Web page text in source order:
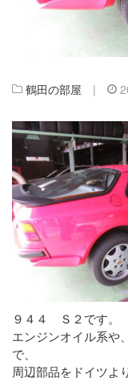
鶴田の部屋 |
９４４ Ｓ２です。
エンジンオイル系や
で、
周辺部品をドイツよ